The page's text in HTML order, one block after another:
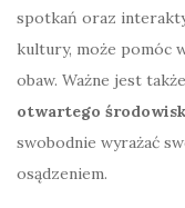
spotkań oraz
kultury, może pomóc
obaw. Ważne jest
otwartego
swobodnie wyrażać
osądzeniem.